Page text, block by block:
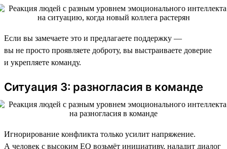
Если вы замечаете это и предлагаете поддержку —
вы не просто проявляете доброту, вы выстраиваете доверие
и укрепляете команду.
Ситуация 3: разногласия в команде
Игнорирование конфликта только усилит напряжение.
А человек с высоким EQ возьмёт инициативу, наладит диалог